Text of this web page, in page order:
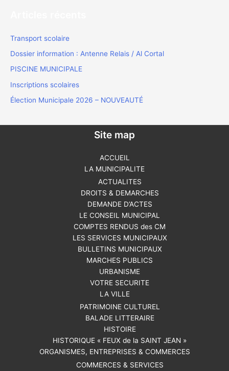
Transport scolaire
Dossier information : Antenne Relais / Al Cortal
PISCINE MUNICIPALE
Inscriptions scolaires
Élection Municipale 2026 – NOUVEAUTÉ
Site map
ACCUEIL
LA MUNICIPALITE
ACTUALITES
DROITS & DEMARCHES
DEMANDE D’ACTES
LE CONSEIL MUNICIPAL
COMPTES RENDUS des CM
LES SERVICES MUNICIPAUX
BULLETINS MUNICIPAUX
MARCHES PUBLICS
URBANISME
VOTRE SECURITE
LA VILLE
PATRIMOINE CULTUREL
BALADE LITTERAIRE
HISTOIRE
HISTORIQUE « FEUX de la SAINT JEAN »
ORGANISMES, ENTREPRISES & COMMERCES
COMMERCES & SERVICES